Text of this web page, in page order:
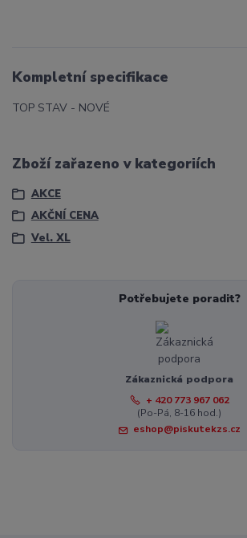
Kompletní specifikace
TOP STAV - NOVÉ
Zboží zařazeno v kategoriích
AKCE
AKČNÍ CENA
Vel. XL
Potřebujete poradit?
Zákaznická podpora
+ 420 773 967 062
(Po-Pá, 8-16 hod.)
eshop@piskutekzs.cz